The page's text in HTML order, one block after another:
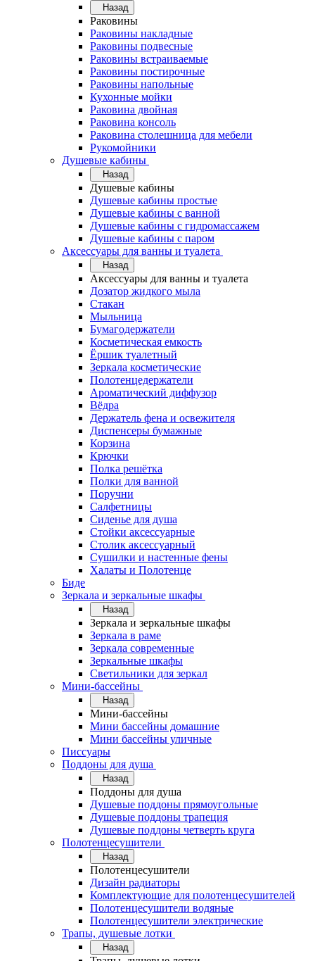
Назад
Раковины
Раковины накладные
Раковины подвесные
Раковины встраиваемые
Раковины постирочные
Раковины напольные
Кухонные мойки
Раковина двойная
Раковина консоль
Раковина столешница для мебели
Рукомойники
Душевые кабины
Назад
Душевые кабины
Душевые кабины простые
Душевые кабины с ванной
Душевые кабины с гидромассажем
Душевые кабины с паром
Аксессуары для ванны и туалета
Назад
Аксессуары для ванны и туалета
Дозатор жидкого мыла
Стакан
Мыльница
Бумагодержатели
Косметическая емкость
Ёршик туалетный
Зеркала косметические
Полотенцедержатели
Ароматический диффузор
Вёдра
Держатель фена и освежителя
Диспенсеры бумажные
Корзина
Крючки
Полка решётка
Полки для ванной
Поручни
Салфетницы
Сиденье для душа
Стойки аксессуарные
Столик аксессуарный
Сушилки и настенные фены
Халаты и Полотенце
Биде
Зеркала и зеркальные шкафы
Назад
Зеркала и зеркальные шкафы
Зеркала в раме
Зеркала современные
Зеркальные шкафы
Светильники для зеркал
Мини-бассейны
Назад
Мини-бассейны
Мини бассейны домашние
Мини бассейны уличные
Писсуары
Поддоны для душа
Назад
Поддоны для душа
Душевые поддоны прямоугольные
Душевые поддоны трапеция
Душевые поддоны четверть круга
Полотенцесушители
Назад
Полотенцесушители
Дизайн радиаторы
Комплектующие для полотенцесушителей
Полотенцесушители водяные
Полотенцесушители электрические
Трапы, душевые лотки
Назад